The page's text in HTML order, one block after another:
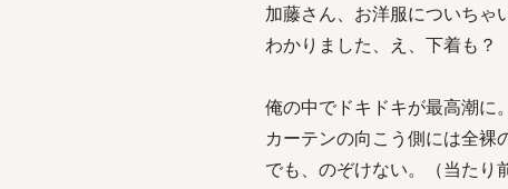
加藤さん、お洋服についちゃ
わかりました、え、下着も？
俺の中でドキドキが最高潮に。
カーテンの向こう側には全裸
でも、のぞけない。（当たり